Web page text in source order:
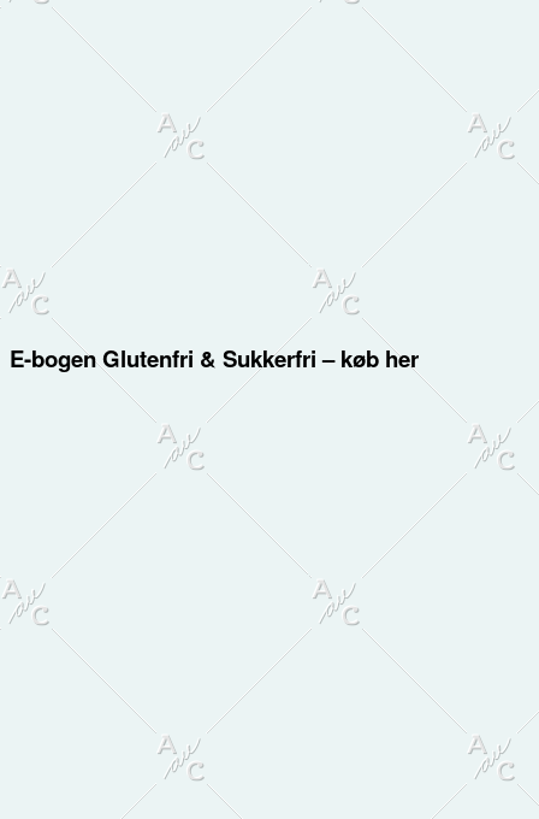
E-bogen Glutenfri & Sukkerfri – køb her